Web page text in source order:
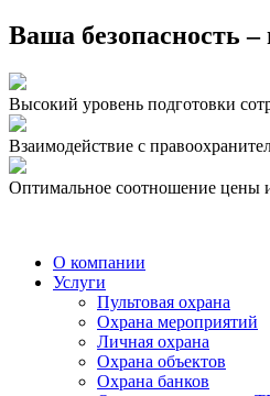
Ваша безопасность
Высокий уровень подготовки
Взаимодействие с
Оптимальное соотношение цены и
О компании
Услуги
Пультовая охрана
Охрана мероприятий
Личная охрана
Oхрана объектов
Охрана банков